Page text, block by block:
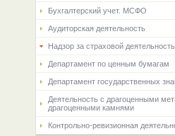
Бухгалтерский учет. МСФО
Аудиторская деятельность
Надзор за страховой
Департамент по ценным бумагам
Департамент государственных
Деятельность с драгоценными
драгоценными камнями
Контрольно-ревизионная